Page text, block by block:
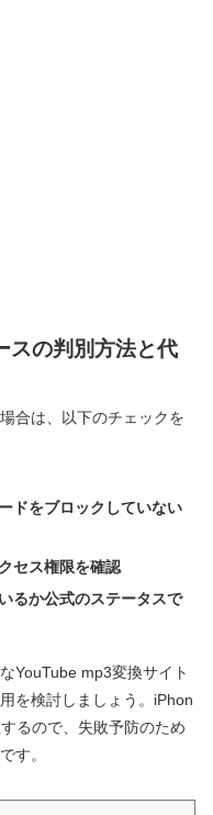
スの判別方法と代
合は、以下のチェックを
ドをブロックしていない
セス権限を確認
るか公式のステータスで
YouTube mp3変換サイト
を検討しましょう。iPhon
るので、失敗予防のため
す。